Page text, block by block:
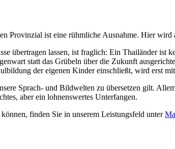
Provinzial ist eine rühmliche Ausnahme. Hier
übertragen lassen, ist fraglich: Ein Thailänder ist
statt das Grübeln über die Zukunft
der eigenen Kinder einschließt, wird erst
Sprach- und Bildwelten zu übersetzen gilt.
aber ein lohnenswertes Unterfangen.
finden Sie in unserem Leistungsfeld unter